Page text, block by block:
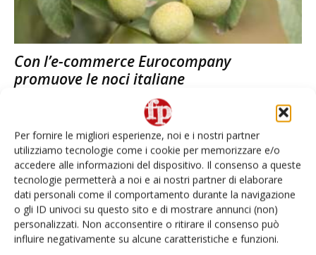
Per fornire le migliori esperienze, noi e i nostri partner
utilizziamo tecnologie come i cookie per memorizzare e/o
accedere alle informazioni del dispositivo. Il consenso a queste
tecnologie permetterà a noi e ai nostri partner di elaborare
dati personali come il comportamento durante la navigazione
o gli ID univoci su questo sito e di mostrare annunci (non)
personalizzati. Non acconsentire o ritirare il consenso può
influire negativamente su alcune caratteristiche e funzioni.
Con l’e-commerce Eurocompany
promuove le noci italiane
E-Magazine
Abbonati
Edicola Web
Iscriviti alla
newsletter